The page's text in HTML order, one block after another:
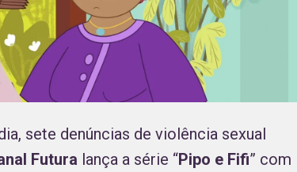
sete denúncias de violência sexual
Futura lança a série “Pipo e Fifi” com